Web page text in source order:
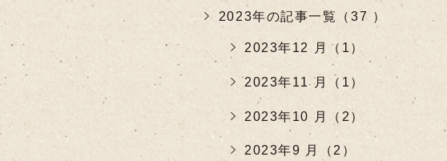
2023年の記事一覧（37 ）
2023年12 月（1）
2023年11 月（1）
2023年10 月（2）
2023年9 月（2）